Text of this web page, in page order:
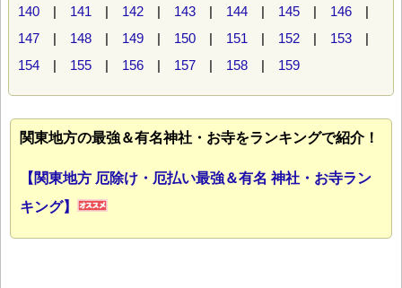
140 | 141 | 142 | 143 | 144 | 145 | 146 |
147 | 148 | 149 | 150 | 151 | 152 | 153 |
154 | 155 | 156 | 157 | 158 | 159
関東地方の最強＆有名神社・お寺をランキングで紹介！
【関東地方 厄除け・厄払い最強＆有名 神社・お寺ラン
キング】